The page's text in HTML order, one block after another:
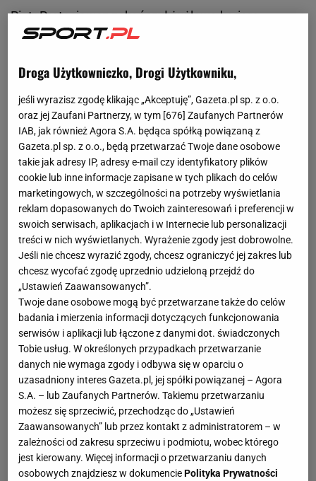
Piotr Protasiewcz zakończył żużlową karierę
przegranym meczem o awans do żużlowej PGE
47-latek po meczu nie krył rozczarowania pracą
sędziego, który kilkukrotnie karałzawodników za
tzw. "mikroruchy".
Droga Użytkowniczko, Drogi Użytkowniku,
jeśli wyrazisz zgodę klikając „Akceptuję”, Gazeta.pl sp. z o.o.
oraz jej Zaufani Partnerzy, w tym [676] Zaufanych Partnerów
IAB, jak również Agora S.A. będąca spółką powiązaną z
Gazeta.pl sp. z o.o., będą przetwarzać Twoje dane osobowe
takie jak adresy IP, adresy e-mail czy identyfikatory plików
cookie lub inne informacje zapisane w tych plikach do celów
marketingowych, w szczególności na potrzeby wyświetlania
reklam dopasowanych do Twoich zainteresowań i preferencji w
swoich serwisach, aplikacjach i w Internecie lub personalizacji
treści w nich wyświetlanych. Wyrażenie zgody jest dobrowolne.
Jeśli nie chcesz wyrazić zgody, chcesz ograniczyć jej zakres lub
chcesz wycofać zgodę uprzednio udzieloną przejdź do
„Ustawień Zaawansowanych”.
Twoje dane osobowe mogą być przetwarzane także do celów
badania i mierzenia informacji dotyczących funkcjonowania
serwisów i aplikacji lub łączone z danymi dot. świadczonych
Tobie usług. W określonych przypadkach przetwarzanie
danych nie wymaga zgody i odbywa się w oparciu o
uzasadniony interes Gazeta.pl, jej spółki powiązanej – Agora
S.A. – lub Zaufanych Partnerów. Takiemu przetwarzaniu
możesz się sprzeciwić, przechodząc do „Ustawień
Zaawansowanych” lub przez kontakt z administratorem – w
zależności od zakresu sprzeciwu i podmiotu, wobec którego
jest kierowany. Więcej informacji o przetwarzaniu danych
osobowych znajdziesz w dokumenciePolityka Prywatności